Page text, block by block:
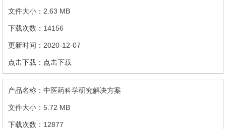
2.63 MB
14156
2020-12-07
点击下载
中医药科学研究解决方案
5.72 MB
12877